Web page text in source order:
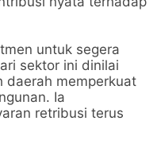
untuk segera
sektor ini dinilai
daerah memperkuat
Ia
retribusi terus